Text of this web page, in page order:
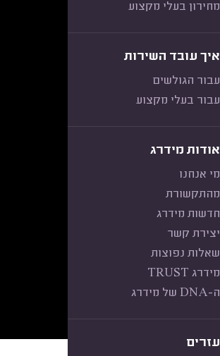
מחירון בעלי מקצוע
איך עובד השירות
עבור הגולשים
עבור בעלי מקצוע
אודות מידרג
מי אנחנו
מהתקשורת
חדשות מידרג
יצירת קשר
שאלות נפוצות
מידרג TRUST
ה-DNA של מידרג
עזרים